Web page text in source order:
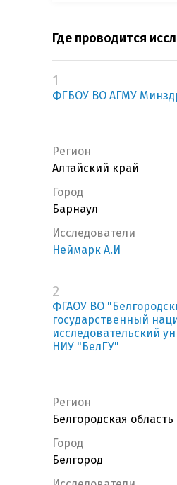
Где проводится
1
ФГБОУ ВО АГМУ
Регион
Алтайский край
Город
Барнаул
Исследователи
Неймарк А.И
2
ФГАОУ ВО
государственный
исследовательский
НИУ "БелГУ"
Регион
Белгородская область
Город
Белгород